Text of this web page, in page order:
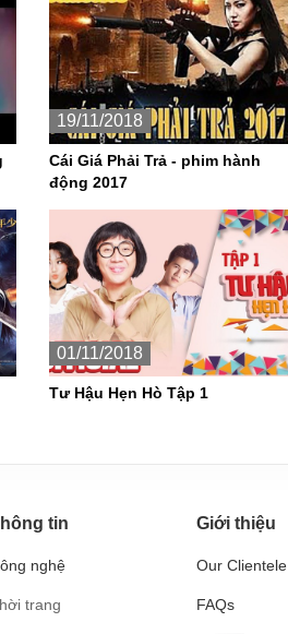
19/11/2018
Cái Giá Phải Trả - phim hành
động 2017
01/11/2018
Tư Hậu Hẹn Hò Tập 1
tin
nghệ
trang
Giới thiệu
Our Clientele
FAQs